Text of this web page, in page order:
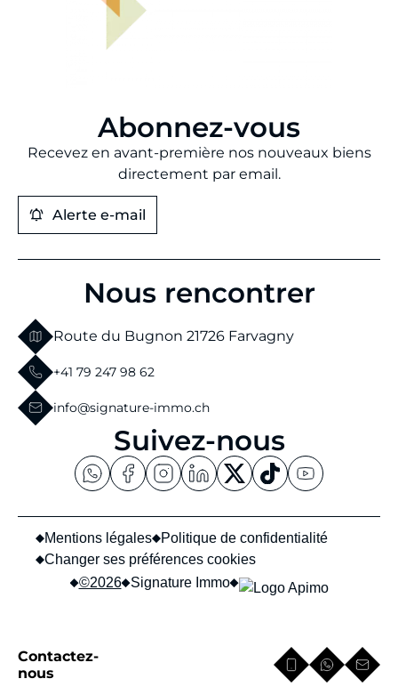
Contactez-
nous
Abonnez-vous
Recevez en avant-première nos nouveaux biens
directement par email.
Alerte e-mail
Nous rencontrer
Route du Bugnon 21726 Farvagny
+41 79 247 98 62
info@signature-immo.ch
Suivez-nous
©2026 Signature Immo
Mentions légales
Politique de confidentialité
Changer ses préférences cookies
Ce site est protégé par reCAPTCHA et les règles de confidentialité et
de Google s'appliquent.